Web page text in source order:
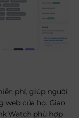
phí, giúp người
web của họ. Giao
Watch phù hợp